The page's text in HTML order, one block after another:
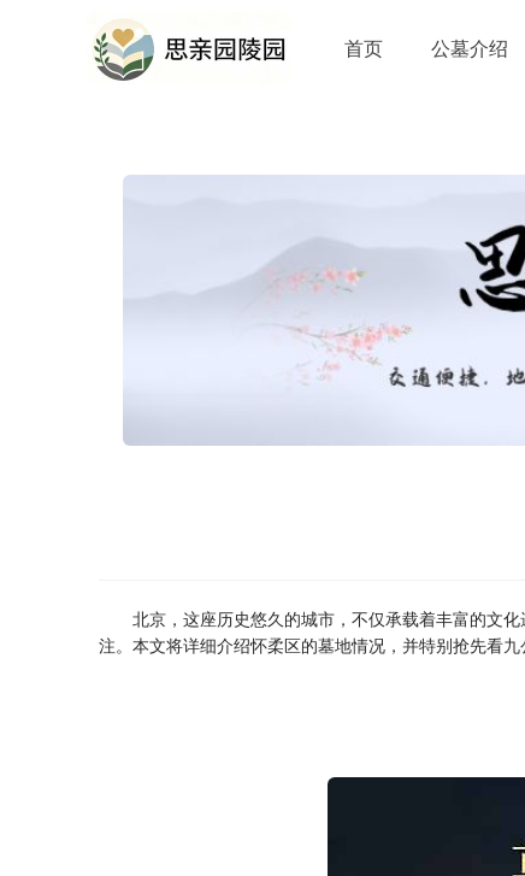
首页 公墓介绍
北京，这座历史悠久的城市，不仅承载着丰富的文
注。本文将详细介绍怀柔区的墓地情况，并特别抢先看